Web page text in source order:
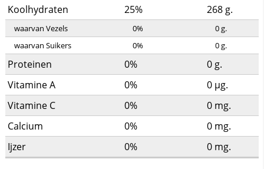
Koolhydraten 25% 268g.
waarvan Vezels 0% 0g.
waarvan Suikers
0% 0g.
Proteinen 0% 0g.
Vitamine A
0% 0 µg.
Vitamine C
0% 0 mg.
Calcium
0% 0 mg.
Ijzer
0% 0 mg.